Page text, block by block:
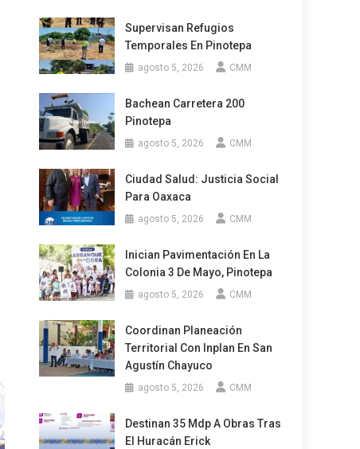
Supervisan Refugios
Temporales En Pinotepa
agosto 5, 2026 CMM
Bachean Carretera 200
Pinotepa
agosto 5, 2026 CMM
Ciudad Salud: Justicia Social
Para Oaxaca
agosto 5, 2026 CMM
Inician Pavimentación En La
Colonia 3 De Mayo, Pinotepa
agosto 5, 2026 CMM
Coordinan Planeación
Territorial Con Inplan En San
Agustín Chayuco
agosto 5, 2026 CMM
Destinan 35 Mdp A Obras Tras
El Huracán Erick